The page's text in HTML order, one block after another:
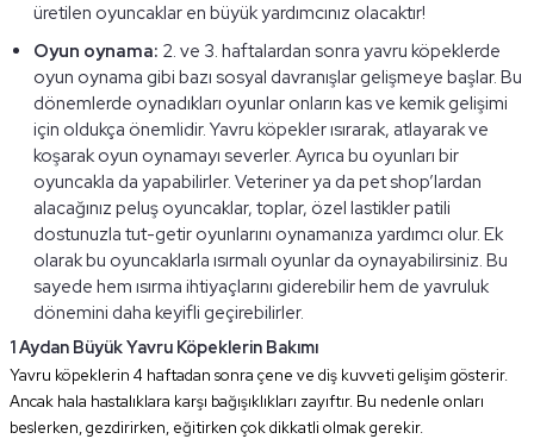
üretilen oyuncaklar en büyük yardımcınız olacaktır!
Oyun oynama: 2. ve 3. haftalardan sonra yavru köpeklerde
oyun oynama gibi bazı sosyal davranışlar gelişmeye başlar. Bu
dönemlerde oynadıkları oyunlar onların kas ve kemik gelişimi
için oldukça önemlidir. Yavru köpekler ısırarak, atlayarak ve
koşarak oyun oynamayı severler. Ayrıca bu oyunları bir
oyuncakla da yapabilirler. Veteriner ya da pet shop’lardan
alacağınız peluş oyuncaklar, toplar, özel lastikler patili
dostunuzla tut-getir oyunlarını oynamanıza yardımcı olur. Ek
olarak bu oyuncaklarla ısırmalı oyunlar da oynayabilirsiniz. Bu
sayede hem ısırma ihtiyaçlarını giderebilir hem de yavruluk
dönemini daha keyifli geçirebilirler.
1 Aydan Büyük Yavru Köpeklerin Bakımı
Yavru köpeklerin 4 haftadan sonra çene ve diş kuvveti gelişim gösterir.
Ancak hala hastalıklara karşı bağışıklıkları zayıftır. Bu nedenle onları
beslerken, gezdirirken, eğitirken çok dikkatli olmak gerekir.